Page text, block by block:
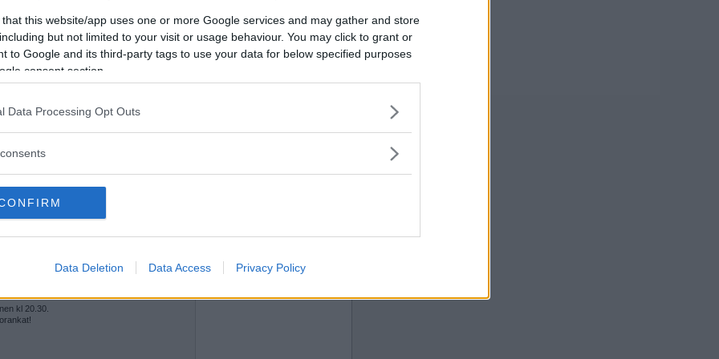
that this website/app uses one or more Google services and may gather and store
but not limited to your visit or usage behaviour. You may click to grant or
to Google and its third-party tags to use your data for below specified purposes
consent section.
Data Processing Opt Outs
Data Deletion Data Access Privacy Policy
kl 20.30.
2011-12-04 20:20
Där lottas matcherna fram.
tar spelbord och rapporterar sedan in
osv-
ta ca 1-1½ timme. Jag är inte så van att ordna
på slumpat bord i tempo hets. Välkomna.
2011-12-04 20:20
kl 20.30.
Vill du bli
medlem?